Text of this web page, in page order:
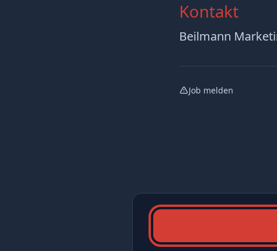
Kontakt
Beilmann
Job melden